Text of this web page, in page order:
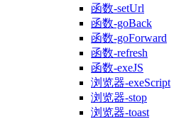
函数-setUrl
函数-goBack
函数-goForward
函数-refresh
函数-exeJS
浏览器-exeScript
浏览器-stop
浏览器-toast